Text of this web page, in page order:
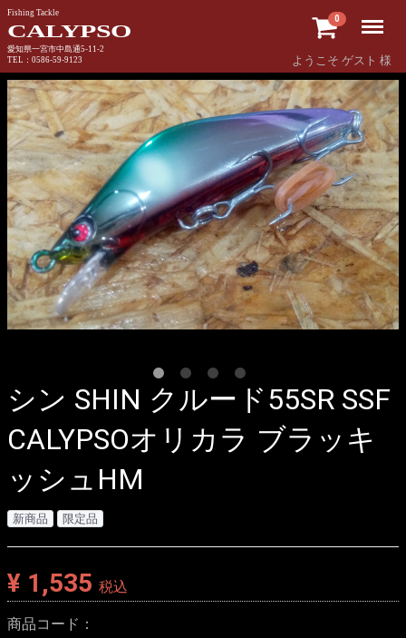
Fishing Tackle
CALYPSO
愛知県一宮市中島通5-11-2
TEL：0586-59-9123
0
ようこそ ゲスト 様
Menu
シン SHIN クルード55SR SSF
CALYPSOオリカラ ブラッキ
ッシュHM
新商品 限定品
¥ 1,535 税込
商品コード：